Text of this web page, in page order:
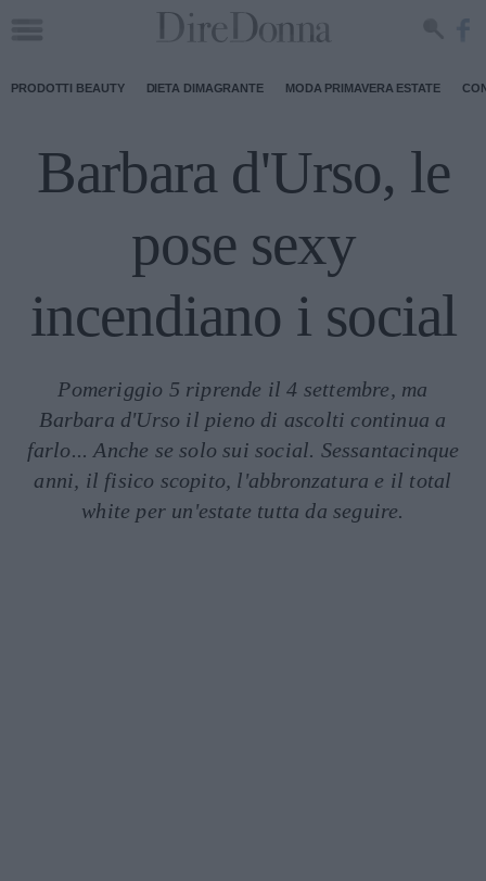
PRODOTTI BEAUTY DIETA DIMAGRANTE MODA PRIMAVERA ESTATE
Barbara d'Urso, le
pose sexy
incendiano i social
Pomeriggio 5 riprende il 4 settembre, ma
Barbara d'Urso il pieno di ascolti continua a
farlo... Anche se solo sui social. Sessantacinque
anni, il fisico scopito, l'abbronzatura e il total
white per un'estate tutta da seguire.